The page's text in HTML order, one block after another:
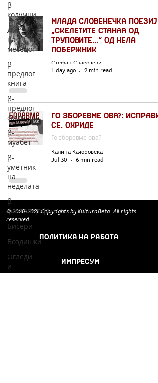
β-
колумни
Лик
на
месецот
β-
предлог
книга
β-
предлог
филм
β-
муабет
β-
уметник
на
неделата
β-
фактопедија
Бисери
Воздишки
Огледи
и
разгледи
Млада словенечка
„Скелетите станаа од
труповите...“ од Нела
Побержник
Стефан Спасовски
1 day ago
2 min read
Го зборевме ова?: Исправи
се, Охриде
Го зборевме ова?
Калина Качоровска
Jul 30
6 min read
©2020-2026Copyrights by KulturaBeta. All rights
reserved.
ПОЛИТИКА НА РАБОТА
ИМПРЕСУМ